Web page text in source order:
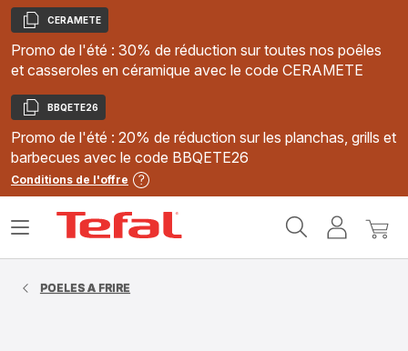
Copier
CERAMETE
Promo de l'été : 30% de réduction sur toutes nos poêles
et casseroles en céramique avec le code CERAMETE
Copier
BBQETE26
Promo de l'été : 20% de réduction sur les planchas, grills et
barbecues avec le code BBQETE26
Conditions de l'offre
MonMon
Ouvrir
POELES A FRIRE